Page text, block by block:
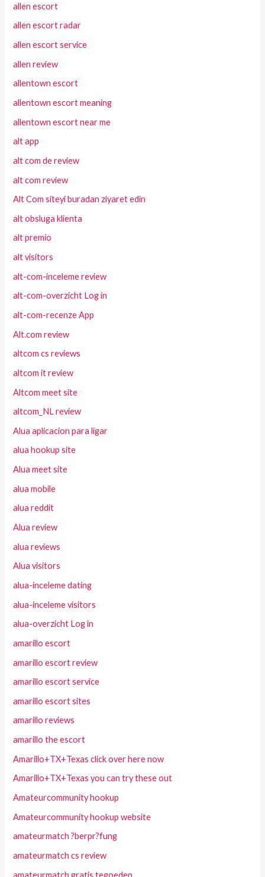
allen escort
allen escort radar
allen escort service
allen review
allentown escort
allentown escort meaning
allentown escort near me
alt app
alt com de review
alt com review
Alt Com siteyi buradan ziyaret edin
alt obsluga klienta
alt premio
alt visitors
alt-com-inceleme review
alt-com-overzicht Log in
alt-com-recenze App
Alt.com review
altcom cs reviews
altcom it review
Altcom meet site
altcom_NL review
Alua aplicacion para ligar
alua hookup site
Alua meet site
alua mobile
alua reddit
Alua review
alua reviews
Alua visitors
alua-inceleme dating
alua-inceleme visitors
alua-overzicht Log in
amarillo escort
amarillo escort review
amarillo escort service
amarillo escort sites
amarillo reviews
amarillo the escort
Amarillo+TX+Texas click over here now
Amarillo+TX+Texas you can try these out
Amateurcommunity hookup
Amateurcommunity hookup website
amateurmatch ?berpr?fung
amateurmatch cs review
amateurmatch gratis tegoeden